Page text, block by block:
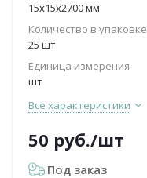
15х15х2700 мм
Количество в упаковке
25 шт
Единица измерения
шт
Все характеристики
50 руб./шт
Под заказ